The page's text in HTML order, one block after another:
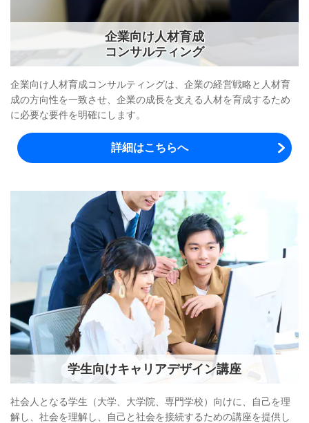
企業向け人材育成
コンサルティング
企業向け人材育成コンサルティングは、企業の経営戦略と人材育
成の方向性を一致させ、企業の成長を支える人材を育成するため
に必要な要件を明確にします。
詳細はこちらへ
学生向けキャリアデザイン講座
社会人となる学生（大学、大学院、専門学校）向けに、自己を理
解し、社会を理解し、自己と社会を接続するための講座を提供し